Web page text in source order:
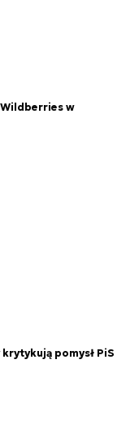
w
pomysł PiS